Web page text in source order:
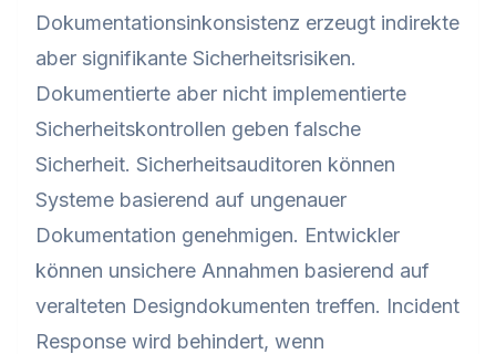
Dokumentationsinkonsistenz erzeugt indirekte
aber signifikante Sicherheitsrisiken.
Dokumentierte aber nicht implementierte
Sicherheitskontrollen geben falsche
Sicherheit. Sicherheitsauditoren können
Systeme basierend auf ungenauer
Dokumentation genehmigen. Entwickler
können unsichere Annahmen basierend auf
veralteten Designdokumenten treffen. Incident
Response wird behindert, wenn